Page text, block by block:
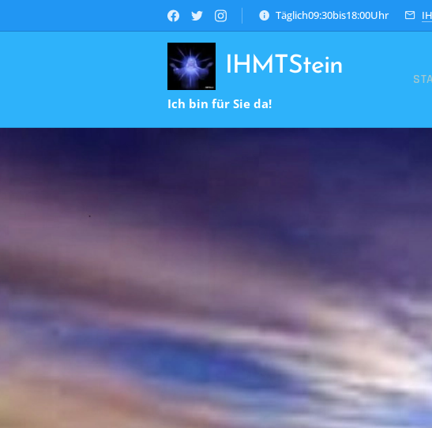
Täglich09:30bis18:00Uhr
IHMTStein
Ich bin für Sie da!